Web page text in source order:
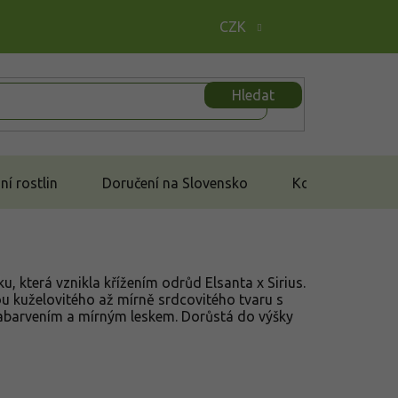
CZK
Hledat
rostlin Doručení na Slovensko Kontakt
která vznikla křížením odrůd Elsanta x Sirius.
kuželovitého až mírně srdcovitého tvaru s
a mírným leskem. Dorůstá do výšky